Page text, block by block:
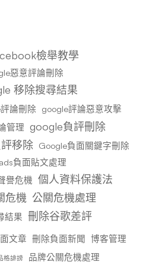
檢舉教學
惡意評論刪除
移除搜尋結果
論刪除 google評論惡意攻擊
管理 google負評刪除
移除 Google負面關鍵字刪除
負面貼文處理
譽危機 個人資料保護法
危機 公關危機處理
結果 刪除谷歌差評
文章 刪除負面新聞 博客管理
格誹謗
品牌公關危機處理